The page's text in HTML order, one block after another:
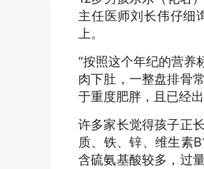
主任医师刘长伟仔细
上。
“按照这个年纪的营养
肉下肚，一整盘排骨
于重度肥胖，且已经
许多家长觉得孩子正
质、铁、锌、维生素
含硫氨基酸较多，过